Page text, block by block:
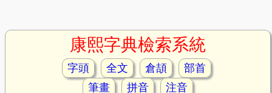
康熙字典檢索系統
字頭 全文 倉頡
部首
筆畫
拼音
注音